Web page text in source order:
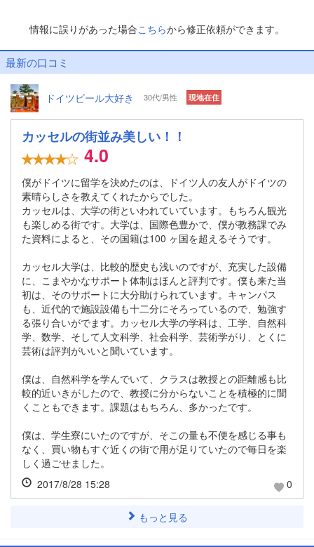
情報に誤りがあった場合こちらから修正依頼ができます。
最新の口コミ
ドイツビール大好き 30代/男性 現地在住
カッセルの街並み美しい！！
4.0
僕がドイツに留学を決めたのは、ドイツ人の友人がドイツの
素晴らしさを教えてくれたからでした。
カッセルは、大学の街といわれていています。もちろん観光
も楽しめる街です。大学は、国際色豊かで、僕が教務課でみ
た資料によると、その国籍は100 ヶ国を超えるそうです。
カッセル大学は、比較的歴史も浅いのですが、充実した設備
に、こまやかなサポート体制はほんと評判です。僕も来た当
初は、そのサポートに大分助けられています。キャンパス
も、近代的で施設設備も十二分にそろっているので、勉強す
る張り合いがでます。カッセル大学の学科は、工学、自然科
学、数学、そして人文科学、社会科学、芸術学がり、とくに
芸術は評判がいいと聞いています。
僕は、自然科学を学んでいて、クラスは教授との距離感も比
較的近いきがしたので、教授に分からないことを積極的に聞
くこともできます。課題はもちろん、多かったです。
僕は、学生寮にいたのですが、そこの量も不便を感じる事も
なく、買い物もすぐ近くの街で用が足りていたので毎日を楽
しく過ごせました。
2017/8/28 15:28
0
もっと見る